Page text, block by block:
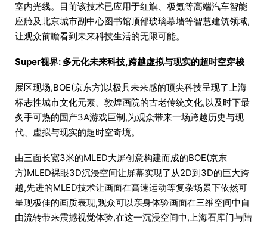
室内光线。目前该技术已应用于红旗、极氪等高端汽车智能
座舱及北京城市副中心图书馆顶部玻璃幕墙等智慧建筑领域,
让观众前瞻看到未来科技生活的无限可能。
Super视界: 多元化未来科技,跨越虚拟与现实的超时空穿梭
展区现场,BOE(京东方)以极具未来感的顶尖科技呈现了上海
标志性城市文化元素、敦煌画院的古老传统文化,以及时下最
炙手可热的国产3A游戏巨制,为观众带来一场跨越历史与现
代、虚拟与现实的超时空奇境。
由三面长宽3米的MLED大屏创意构建而成的BOE(京东
方)MLED裸眼3D沉浸空间让屏幕实现了从2D到3D的巨大跨
越,先进的MLED技术让画面在高速运动等复杂场景下依然可
呈现极佳的画质表现,观众可以亲身体验画面在三维空间中自
由流转带来震撼视觉体验,在这一沉浸空间中,上海石库门与陆